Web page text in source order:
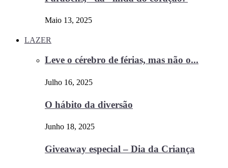
Maio 13, 2025
LAZER
Leve o cérebro de férias, mas não o...
Julho 16, 2025
O hábito da diversão
Junho 18, 2025
Giveaway especial – Dia da Criança